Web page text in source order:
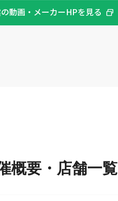
動画・メーカーHPを見る
概要・店舗一覧